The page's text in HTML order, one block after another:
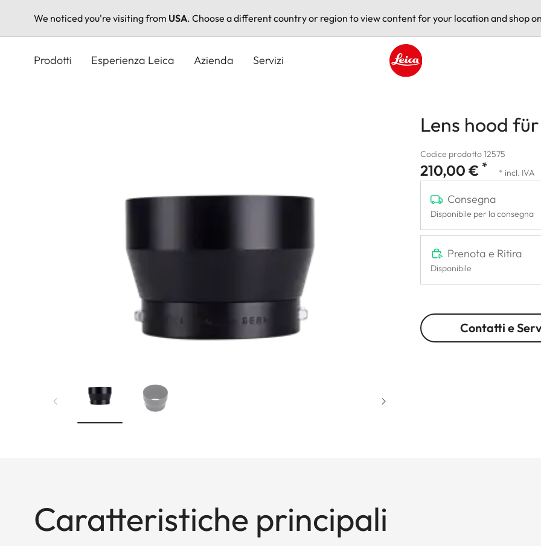
We noticed you're visiting from USA. Choose a different country or region to view content for your location and shop
Prodotti Esperienza Leica Azienda Servizi
Lens hood
Codice prodotto 12575
210,00 € * * incl. IVA
Consegna
Disponibile per la consegna
Prenota e Ritira
Disponibile
Contatti e
Caratteristiche principali